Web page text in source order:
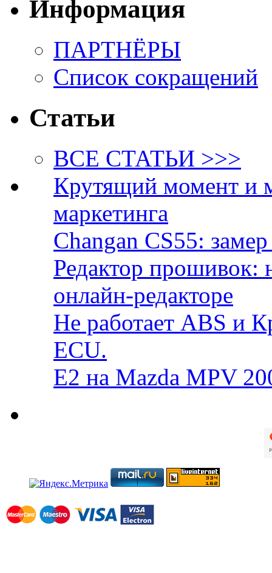
Информация
ПАРТНЁРЫ
Список сокращений
Статьи
ВСЕ СТАТЬИ >>>
Крутящий момент и
маркетинга
Changan CS55:
Редактор прошивок:
онлайн-редакторе
Не работает ABS и
ECU.
E2 на Mazda MPV